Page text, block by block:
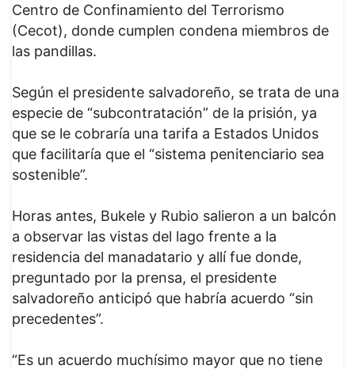
Centro de Confinamiento del Terrorismo
(Cecot), donde cumplen condena miembros de
las pandillas.
Según el presidente salvadoreño, se trata de una
especie de “subcontratación” de la prisión, ya
que se le cobraría una tarifa a Estados Unidos
que facilitaría que el “sistema penitenciario sea
sostenible”.
Horas antes, Bukele y Rubio salieron a un balcón
a observar las vistas del lago frente a la
residencia del manadatario y allí fue donde,
preguntado por la prensa, el presidente
salvadoreño anticipó que habría acuerdo “sin
precedentes”.
“Es un acuerdo muchísimo mayor que no tiene